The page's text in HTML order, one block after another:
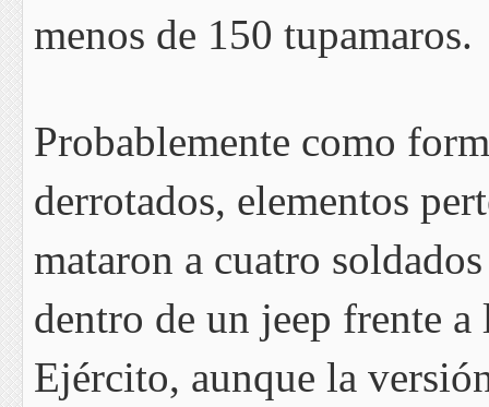
menos de 150 tupamaros.
Probablemente como
derrotados, elementos
mataron a cuatro
dentro de un jeep frente a
Ejército, aunque la